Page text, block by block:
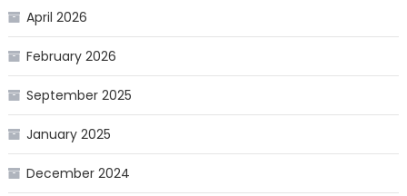
April 2026
February 2026
September 2025
January 2025
December 2024